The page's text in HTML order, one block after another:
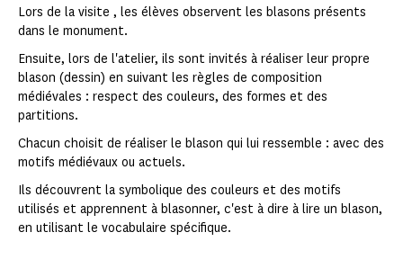
Lors de la visite , les élèves observent les blasons présents
dans le monument.
Ensuite, lors de l'atelier, ils sont invités à réaliser leur propre
blason (dessin) en suivant les règles de composition
médiévales : respect des couleurs, des formes et des
partitions.
Chacun choisit de réaliser le blason qui lui ressemble : avec des
motifs médiévaux ou actuels.
Ils découvrent la symbolique des couleurs et des motifs
utilisés et apprennent à blasonner, c'est à dire à lire un blason,
en utilisant le vocabulaire spécifique.